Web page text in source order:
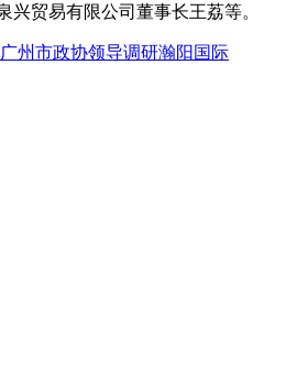
兴贸易有限公司董事长王荔等。
广州市政协领导调研瀚阳国际